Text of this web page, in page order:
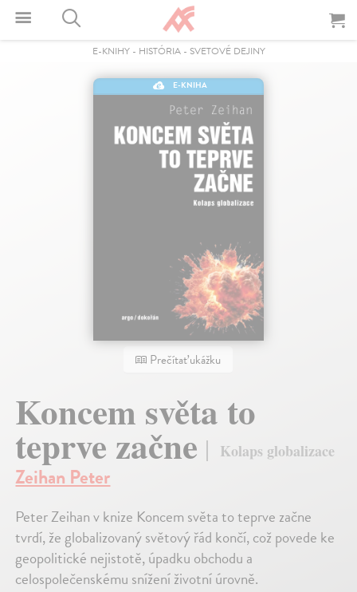
E-KNIHY- HISTÓRIA- SVETOVÉ DEJINY
E-KNIHA
Prečítať ukážku
Koncem světa to
teprve začne Kolaps globalizace
Zeihan Peter
Peter Zeihan v knize Koncem světa to teprve začne
tvrdí, že globalizovaný světový řád končí, což povede ke
geopolitické nejistotě, úpadku obchodu a
celospolečenskému snížení životní úrovně.